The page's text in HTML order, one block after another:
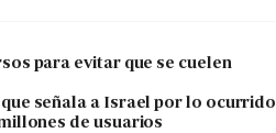
para evitar que se cuelen
señala a Israel por lo ocurrido
de usuarios